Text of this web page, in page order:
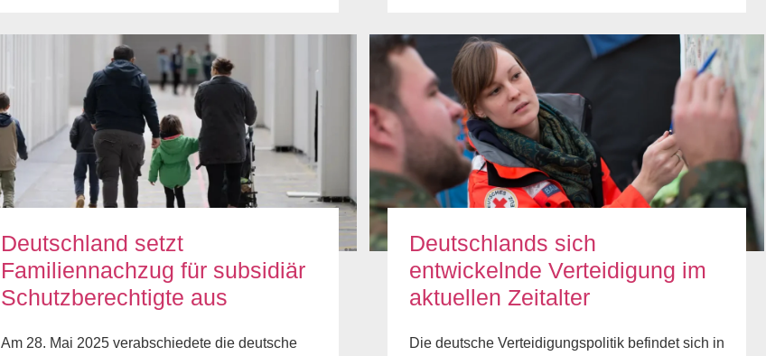
Deutschland setzt
Familiennachzug für subsidiär
Schutzberechtigte aus
Am 28. Mai 2025 verabschiedete die deutsche
Deutschlands sich
entwickelnde Verteidigung im
aktuellen Zeitalter
Die deutsche Verteidigungspolitik befindet sich in